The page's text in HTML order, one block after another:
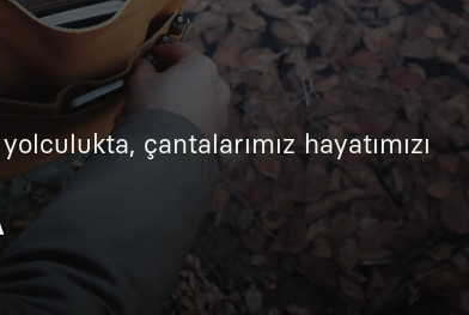
yolculukta, çantalarımız hayatımızı